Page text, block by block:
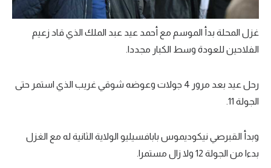
غزل المحلة بدأ الموسم مع أحمد عيد عبد الملك الذي قاد زعيم
الفلاحين للعودة وسط الكبار مجددا.
رحل عيد بعد مرور 4 جولات وعوضه شوقي غريب الذي استمر حتى
الجولة 11.
وبدأ القبرصي نيكوديموس بابافسيليو الولاية الثانية له مع الغزل
بدءا من الجولة 12 ولا زال مستمرا.